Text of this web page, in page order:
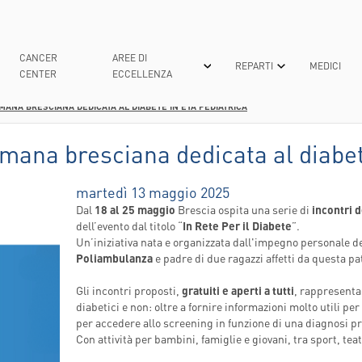
CANCER
CENTER
AREE DI
ECCELLENZA
TECNOLOGIE PER LA CURA
TECNOLOGIE GREEN
DICONO DI NOI
NEWS
REPARTI
E MININVASIVA-ROBOTICA
MEDICINA GENERALE E
NEUROLOGIA
OCULISTICA
ONCOLOGIA
ORTOPEDIA E
OSTETRICIA E GINECOLOGIA
MEDICI
PATOLOGIE MEDICHE
DIAGNOSTICA
CONVENZIONI E ASSICURAZIONI
PERCORSI DI CURA E CASE MANAGER
INFERMIERISTICI
IGIENE - NORME E BUONE PRATICHE
SERVIZIO DI DISTRIBUZIONE DIRETTA
DEL FARMACO PER PAZIENTI
UNIVERSITÀ
LAUREA IN INFERMIERISTICA
MASTER E CORSI DI PERFEZIONAMENTO
CENTRO DI RICERCA EUGENIA MENNI
COSA FACCIAMO
DONAZIONI
BRESCIANA DEDICATA AL DIABETE IN ETÀ PEDIATRICA
bresciana dedicata al
martedì 13 maggio 2025
Dal 18 al 25 maggio Brescia ospita una serie di incontri
dell’evento dal titolo “In Rete Per il Diabete”.
Un’iniziativa nata e organizzata dall'impegno personale
Poliambulanza e padre di due ragazzi affetti da questa
Gli incontri proposti, gratuiti e aperti a tutti ,
diabetici e non: oltre a fornire informazioni molto utili
per accedere allo screening in funzione di una diagnosi
Con attività per bambini, famiglie e giovani, tra sport,